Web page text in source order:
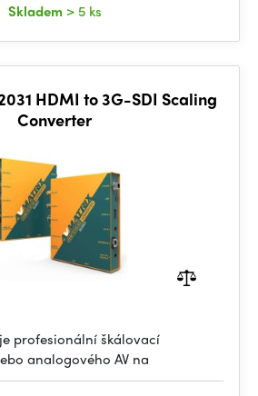
Skladem > 5 ks
HDMI to 3G-SDI Scaling
Converter
je profesionální škálovací
analogového AV na